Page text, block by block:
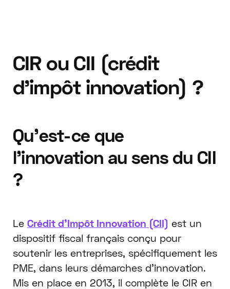
CIR ou CII (crédit
d'impôt innovation) ?
Qu'est-ce que
l'innovation au sens du CII
?
Le Crédit d'Impôt Innovation (CII) est un
dispositif fiscal français conçu pour
soutenir les entreprises, spécifiquement les
PME, dans leurs démarches d'innovation.
Mis en place en 2013, il complète le CIR en